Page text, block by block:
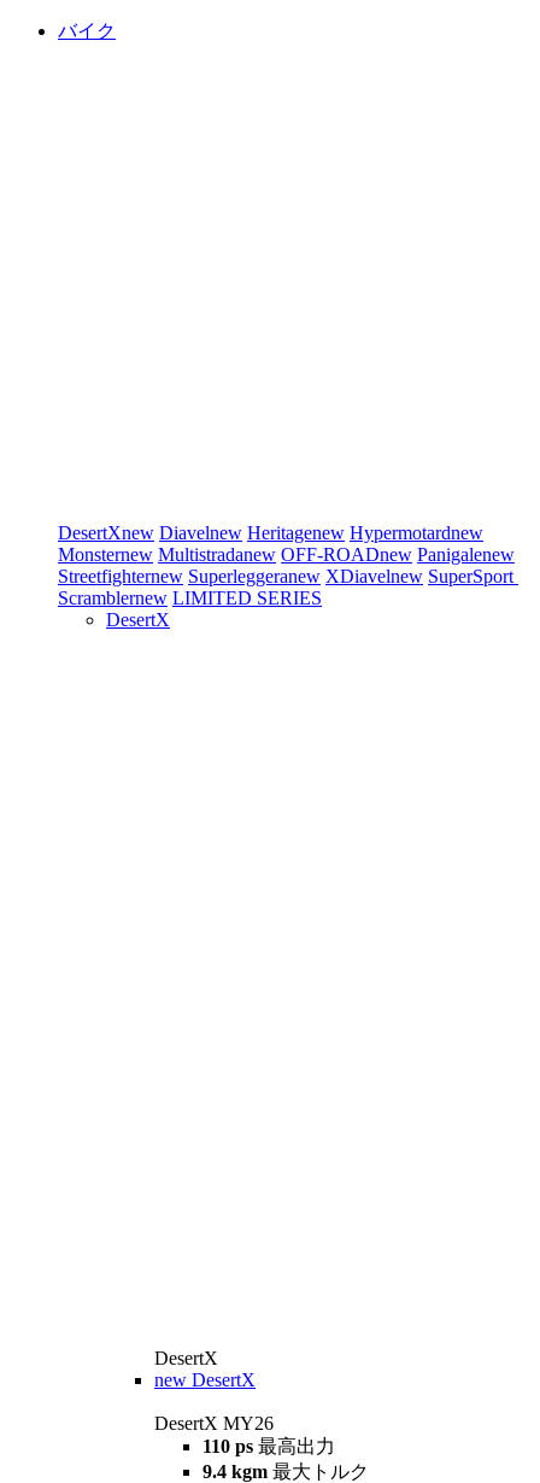
バイク
DesertXnew Diavelnew Heritagenew Hypermotardnew
Monsternew Multistradanew OFF-ROADnew Panigalenew
Streetfighternew Superleggeranew XDiavelnew SuperSport
Scramblernew LIMITED SERIES
DesertX
DesertX
new DesertX
DesertX MY26
110 ps 最高出力
9.4 kgm 最大トルク